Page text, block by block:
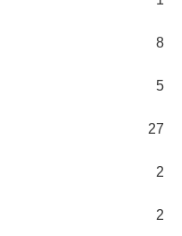
8
5
27
2
2